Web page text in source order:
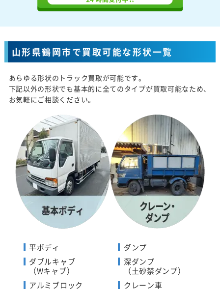
山形県鶴岡市で買取可能な形状一覧
あらゆる形状のトラック買取が可能です。
下記以外の形状でも基本的に全てのタイプが買取可能なため、
お気軽にご相談ください。
平ボディ
ダブルキャブ
（Wキャブ）
アルミブロック
ダンプ
深ダンプ
（土砂禁ダンプ）
クレーン車